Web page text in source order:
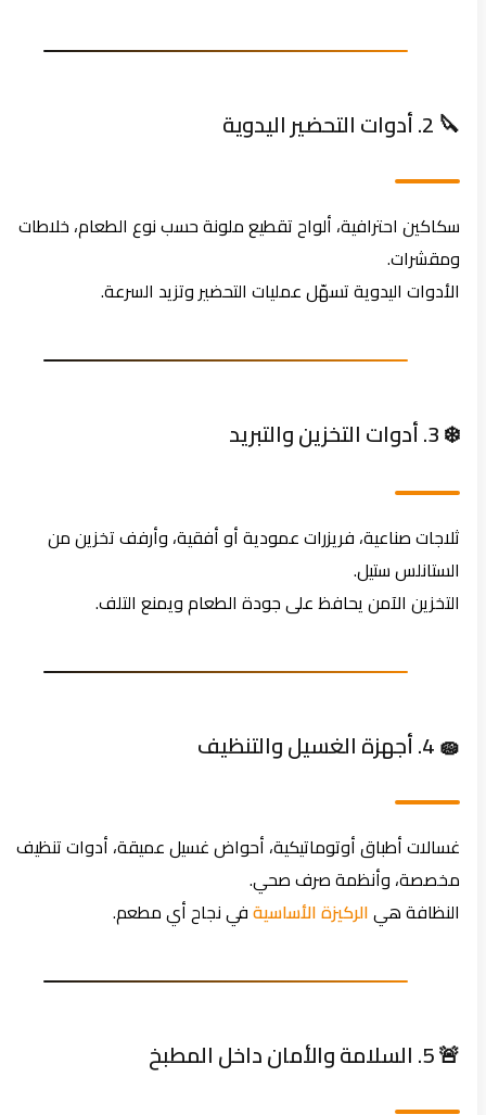
سكاكين احترافية، ألواح تقطيع ملونة حسب نوع الطعام، خلاطات
ومقشرات.
الأدوات اليدوية تسهّل عمليات التحضير وتزيد السرعة.
ثلاجات صناعية، فريزرات عمودية أو أفقية، وأرفف تخزين من
الستانلس ستيل.
التخزين الآمن يحافظ على جودة الطعام ويمنع التلف.
غسالات أطباق أوتوماتيكية، أحواض غسيل عميقة، أدوات تنظيف
مخصصة، وأنظمة صرف صحي.
النظافة هيالركيزة الأساسيةفي نجاح أي مطعم.